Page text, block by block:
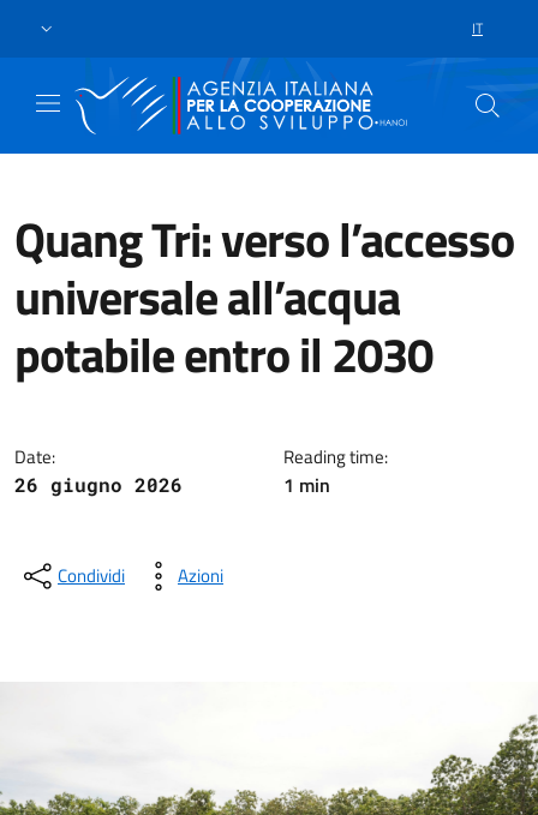
IT
Quang Tri: verso l’accesso
universale all’acqua
potabile entro il 2030
Date:
26 giugno 2026
Reading time:
1 min
Condividi Azioni